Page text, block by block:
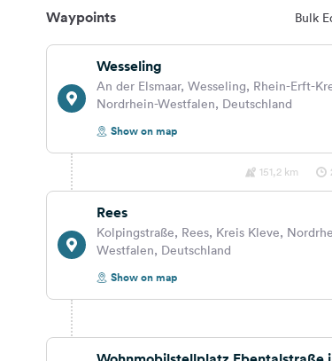
Waypoints Bulk
Wesseling
An der Elsmaar, Wesseling, Rhein-Erft-
Nordrhein-Westfalen, Deutschland
Show on map
151,2 km
Rees
Kolpingstraße, Rees, Kreis Kleve,
Westfalen, Deutschland
Show on map